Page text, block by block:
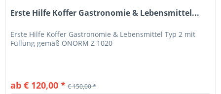
Erste Hilfe Koffer Gastronomie & Lebensmittel...
Erste Hilfe Koffer Gastronomie & Lebensmittel Typ 2 mit
Füllung gemäß ÖNORM Z 1020
ab € 120,00 * € 150,00 *